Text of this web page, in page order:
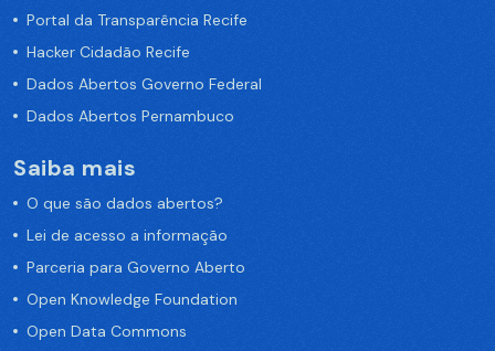
Portal da Transparência Recife
Hacker Cidadão Recife
Dados Abertos Governo Federal
Dados Abertos Pernambuco
Saiba mais
O que são dados abertos?
Lei de acesso a informação
Parceria para Governo Aberto
Open Knowledge Foundation
Open Data Commons